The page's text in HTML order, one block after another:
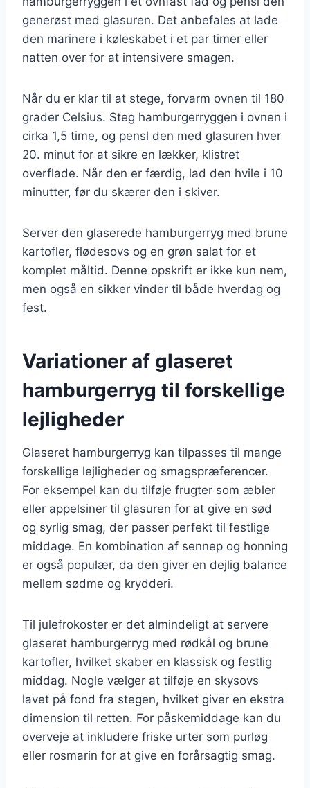
generøst med glasuren. Det anbefales at lade
den marinere i køleskabet i et par timer eller
natten over for at intensivere smagen.
Når du er klar til at stege, forvarm ovnen til 180
grader Celsius. Steg hamburgerryggen i ovnen i
cirka 1,5 time, og pensl den med glasuren hver
20. minut for at sikre en lækker, klistret
overflade. Når den er færdig, lad den hvile i 10
minutter, før du skærer den i skiver.
Server den glaserede hamburgerryg med brune
kartofler, flødesovs og en grøn salat for et
komplet måltid. Denne opskrift er ikke kun nem,
men også en sikker vinder til både hverdag og
fest.
Variationer af glaseret
hamburgerryg til forskellige
lejligheder
Glaseret hamburgerryg kan tilpasses til mange
forskellige lejligheder og smagspræferencer.
For eksempel kan du tilføje frugter som æbler
eller appelsiner til glasuren for at give en sød
og syrlig smag, der passer perfekt til festlige
middage. En kombination af sennep og honning
er også populær, da den giver en dejlig balance
mellem sødme og krydderi.
Til julefrokoster er det almindeligt at servere
glaseret hamburgerryg med rødkål og brune
kartofler, hvilket skaber en klassisk og festlig
middag. Nogle vælger at tilføje en skysovs
lavet på fond fra stegen, hvilket giver en ekstra
dimension til retten. For påskemiddage kan du
overveje at inkludere friske urter som purløg
eller rosmarin for at give en forårsagtig smag.